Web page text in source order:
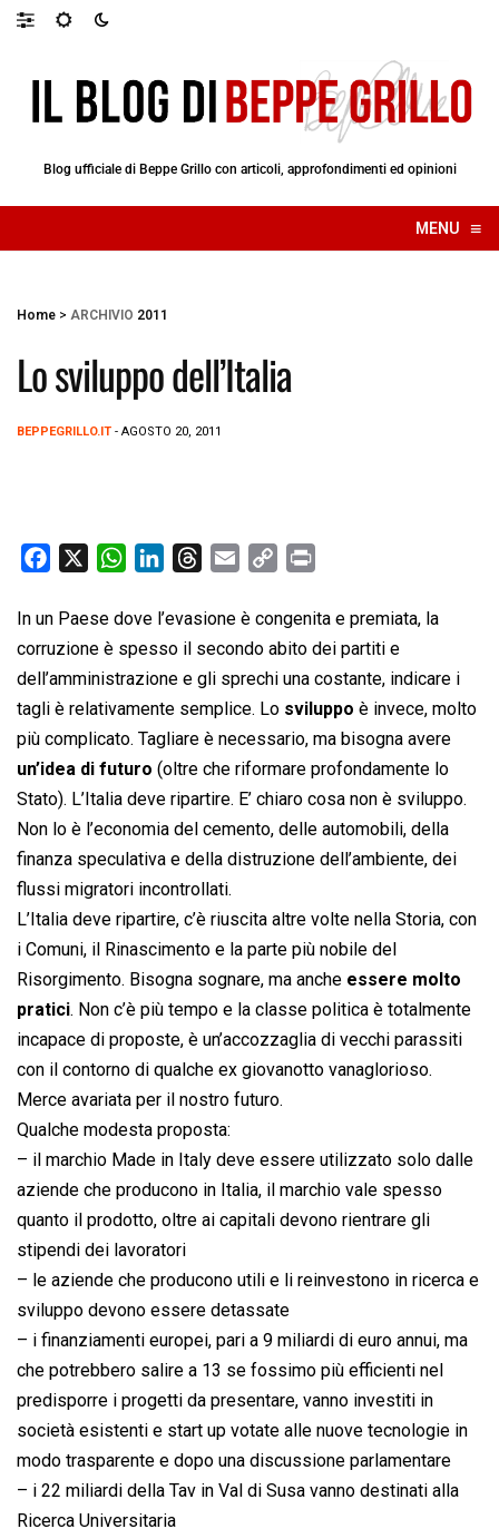
Blog ufficiale di Beppe Grillo con articoli, approfondimenti ed opinioni
MENU ≡
☰
Home > ARCHIVIO 2011
Lo sviluppo dell’Italia
BEPPEGRILLO.IT - AGOSTO 20, 2011
c
e
b
o
o
k
W
a
t
s
A
p
p
n
k
e
d
I
n
r
e
a
d
s
a
i
l
p
y
L
i
n
k
i
n
t
In un Paese dove l’evasione è congenita e premiata, la
corruzione è spesso il secondo abito dei partiti e
dell’amministrazione e gli sprechi una costante, indicare i
tagli è relativamente semplice. Lo sviluppo è invece, molto
più complicato. Tagliare è necessario, ma bisogna avere
un’idea di futuro (oltre che riformare profondamente lo
Stato). L’Italia deve ripartire. E’ chiaro cosa non è sviluppo.
Non lo è l’economia del cemento, delle automobili, della
finanza speculativa e della distruzione dell’ambiente, dei
flussi migratori incontrollati.
L’Italia deve ripartire, c’è riuscita altre volte nella Storia, con
i Comuni, il Rinascimento e la parte più nobile del
Risorgimento. Bisogna sognare, ma anche essere molto
pratici. Non c’è più tempo e la classe politica è totalmente
incapace di proposte, è un’accozzaglia di vecchi parassiti
con il contorno di qualche ex giovanotto vanaglorioso.
Merce avariata per il nostro futuro.
Qualche modesta proposta:
– il marchio Made in Italy deve essere utilizzato solo dalle
aziende che producono in Italia, il marchio vale spesso
quanto il prodotto, oltre ai capitali devono rientrare gli
stipendi dei lavoratori
– le aziende che producono utili e li reinvestono in ricerca e
sviluppo devono essere detassate
– i finanziamenti europei, pari a 9 miliardi di euro annui, ma
che potrebbero salire a 13 se fossimo più efficienti nel
predisporre i progetti da presentare, vanno investiti in
società esistenti e start up votate alle nuove tecnologie in
modo trasparente e dopo una discussione parlamentare
– i 22 miliardi della Tav in Val di Susa vanno destinati alla
Ricerca Universitaria